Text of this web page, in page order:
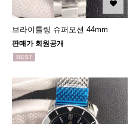
브라이틀링 슈퍼오션 44mm
판매가 회원공개
BEST